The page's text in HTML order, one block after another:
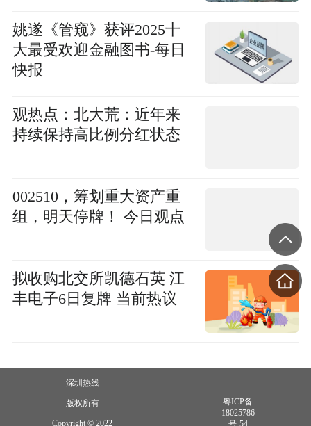
姚遂《管窥》获评2025十
大最受欢迎金融图书-每日
快报
观热点：北大荒：近年来
持续保持高比例分红状态
002510，筹划重大资产重
组，明天停牌！ 今日观点
拟收购北交所凯德石英 江
丰电子6日复牌 当前热议
深圳热线
版权所有
Copyright © 2022
粤ICP备
18025786
号-54